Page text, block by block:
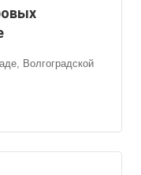
Волгоградской